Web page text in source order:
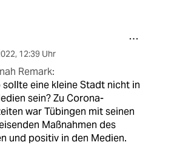
, 12:39 Uhr
Remark:
sollte eine kleine Stadt nicht in
sein? Zu Corona-
war Tübingen mit seinen
Maßnahmen des
und positiv in den Medien.